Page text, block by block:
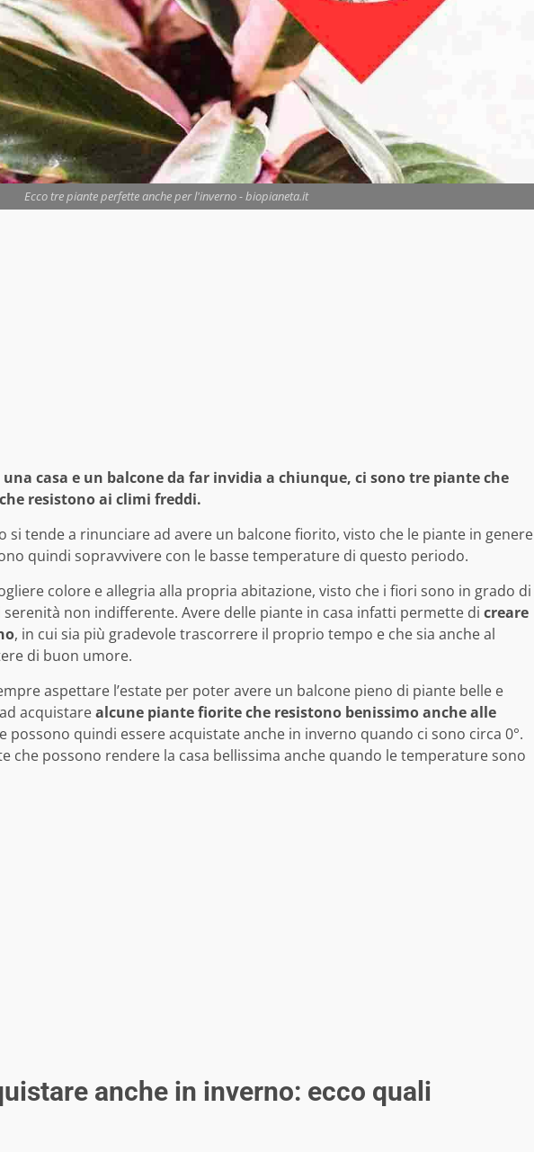
Ecco tre piante perfette anche per l'inverno - biopianeta.it
casa e un balcone da far invidia a chiunque, ci sono tre piante che
resistono ai climi freddi.
si tende a rinunciare ad avere un balcone fiorito, visto che le piante in genere
quindi sopravvivere con le basse temperature di questo periodo.
colore e allegria alla propria abitazione, visto che i fiori sono in grado di
non indifferente. Avere delle piante in casa infatti permette di creare
, in cui sia più gradevole trascorrere il proprio tempo e che sia anche al
di buon umore.
aspettare l’estate per poter avere un balcone pieno di piante belle e
acquistarealcune piante fiorite che resistono benissimo anche alle
possono quindi essere acquistate anche in inverno quando ci sono circa 0°.
che possono rendere la casa bellissima anche quando le temperature sono
anche in inverno: ecco quali